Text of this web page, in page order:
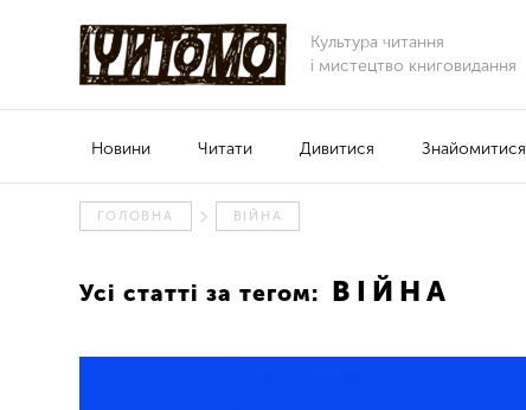
Культура читання
і мистецтво книговидання
Новини Читати Дивитися Знайомитися
ГОЛОВНА ВІЙНА
Усі статті за тегом: ВІЙНА